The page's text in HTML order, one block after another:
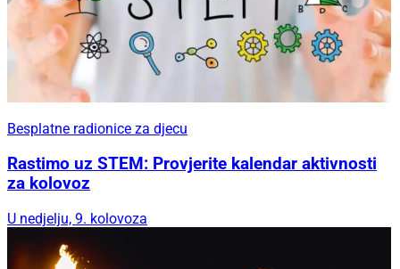
Besplatne radionice za djecu
Rastimo uz STEM: Provjerite kalendar aktivnosti
za kolovoz
U nedjelju, 9. kolovoza